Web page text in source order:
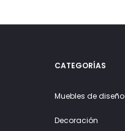
CATEGORÍAS
Muebles de diseño
Decoración